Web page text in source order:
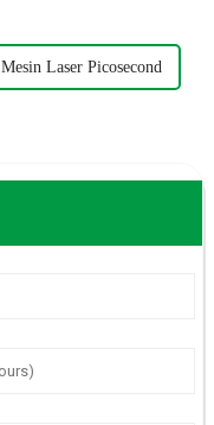
Mesin Laser Picosecond